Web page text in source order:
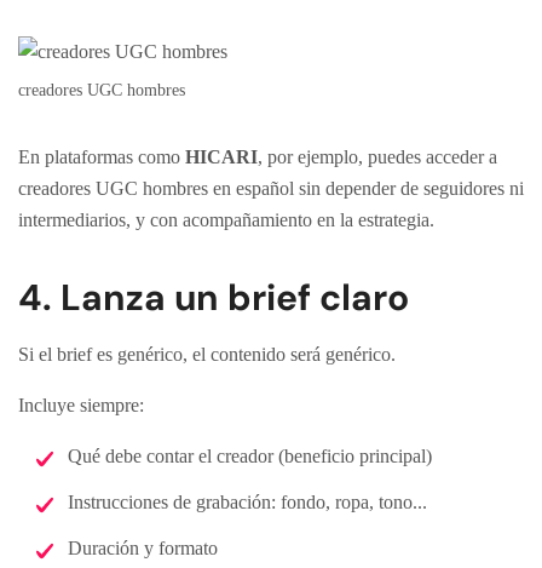
creadores UGC hombres
En plataformas como HICARI, por ejemplo, puedes acceder a
creadores UGC hombres en español sin depender de seguidores ni
intermediarios, y con acompañamiento en la estrategia.
4. Lanza un brief claro
Si el brief es genérico, el contenido será genérico.
Incluye siempre:
Qué debe contar el creador (beneficio principal)
Instrucciones de grabación: fondo, ropa, tono...
Duración y formato